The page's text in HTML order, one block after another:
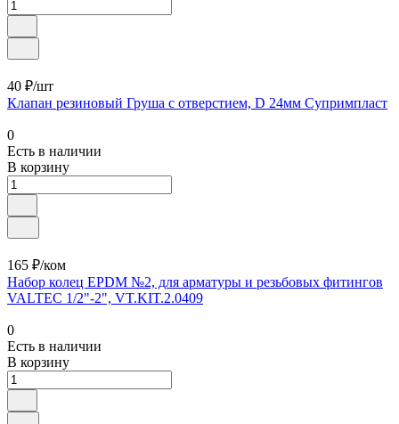
40 ₽/шт
Клапан резиновый Груша с отверстием, D 24мм Супримпласт
0
Есть в наличии
В корзину
165 ₽/ком
Набор колец EPDM №2, для арматуры и резьбовых фитингов
VALTEC 1/2"-2", VT.KIT.2.0409
0
Есть в наличии
В корзину